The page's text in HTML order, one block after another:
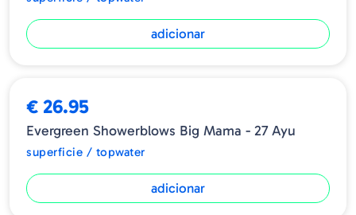
adicionar
€ 26.95
Evergreen Showerblows Big Mama - 27 Ayu
superficie / topwater
adicionar